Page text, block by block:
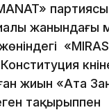
партиясы
жанындағы
жиын «Ата
тақырыппен